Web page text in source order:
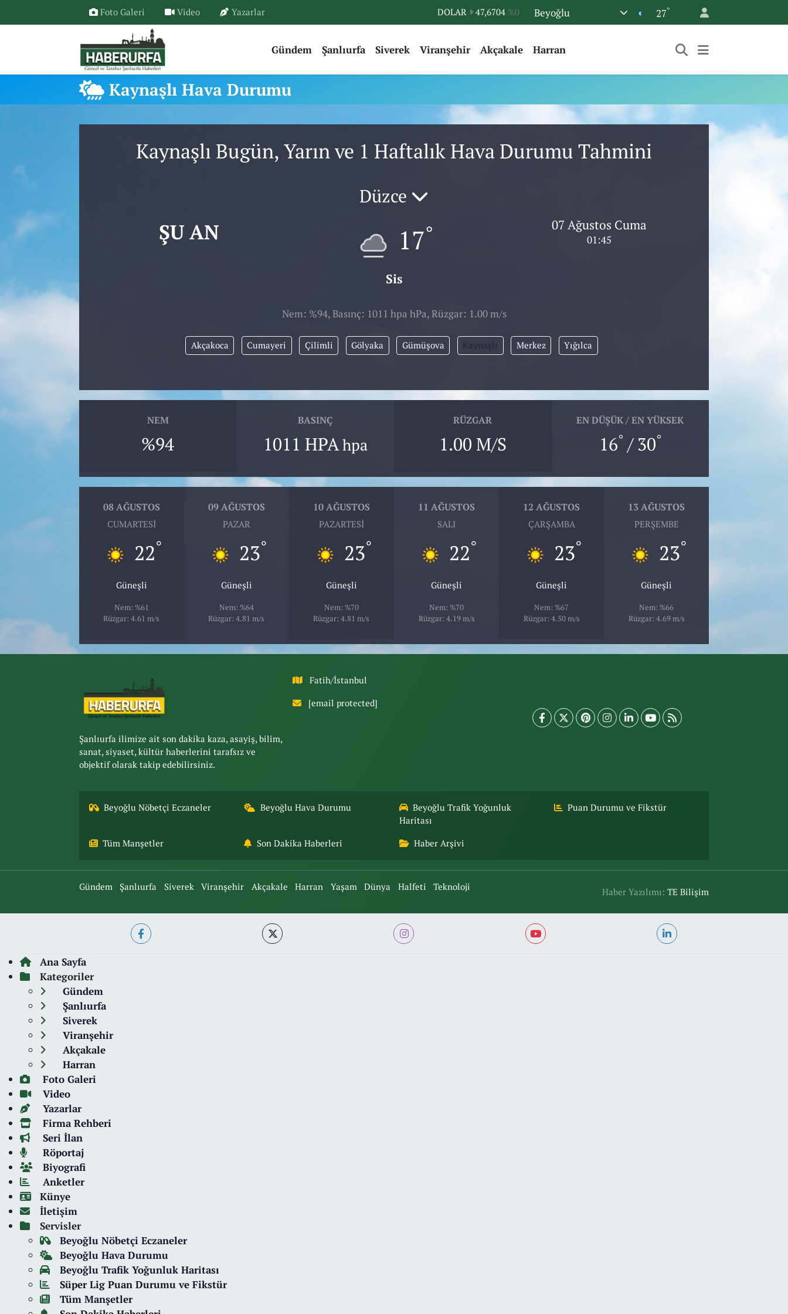
Foto Galeri Video Yazarlar DOLAR 47,6704 %0
STERLİN
64,2143 %0
GRAM ALTIN
6500.87 %0.12
64.643,95
Beyoğlu 27°
Gündem Şanlıurfa Siverek Viranşehir Akçakale Harran
Kaynaşlı Hava Durumu
Kaynaşlı Bugün, Yarın ve 1 Haftalık Hava Durumu Tahmini
ŞU AN
Düzce
17°
Sis
07 Ağustos Cuma
01:45
Nem: %94, Basınç: 1011 hpa hPa, Rüzgar: 1.00 m/s
Akçakoca Cumayeri Çilimli Gölyaka Gümüşova Kaynaşlı Merkez Yığılca
NEM
%94
BASINÇ
1011 HPAhpa
RÜZGAR
1.00 M/S
EN DÜŞÜK / EN YÜKSEK
16° / 30°
08 AĞUSTOS
CUMARTESI
22°
Güneşli
Nem: %61
Rüzgar: 4.61 m/s
09 AĞUSTOS
PAZAR
23°
Güneşli
Nem: %64
Rüzgar: 4.81 m/s
10 AĞUSTOS
PAZARTESI
23°
Güneşli
Nem: %70
Rüzgar: 4.81 m/s
11 AĞUSTOS
SALI
22°
Güneşli
Nem: %70
Rüzgar: 4.19 m/s
12 AĞUSTOS
ÇARŞAMBA
23°
Güneşli
Nem: %67
Rüzgar: 4.50 m/s
13 AĞUSTOS
PERŞEMBE
23°
Güneşli
Nem: %66
Rüzgar: 4.69 m/s
Şanlıurfa ilimize ait son dakika kaza, asayiş, bilim,
sanat, siyaset, kültür haberlerini tarafsız ve
objektif olarak takip edebilirsiniz.
Fatih/İstanbul
[email protected]
Beyoğlu Nöbetçi Eczaneler Beyoğlu Hava Durumu
Beyoğlu Trafik Yoğunluk
Haritası
Puan Durumu ve Fikstür
Tüm Manşetler Son Dakika Haberleri Haber Arşivi
Gündem Şanlıurfa Siverek Viranşehir Akçakale Harran Yaşam Dünya Halfeti Teknoloji Haber Yazılımı:TE Bilişim
Ana Sayfa
Kategoriler
Gündem
Şanlıurfa
Siverek
Viranşehir
Akçakale
Harran
Foto Galeri
Video
Yazarlar
Firma Rehberi
Seri İlan
Röportaj
Biyografi
Anketler
Künye
İletişim
Servisler
Beyoğlu Nöbetçi Eczaneler
Beyoğlu Hava Durumu
Beyoğlu Trafik Yoğunluk Haritası
Süper Lig Puan Durumu ve Fikstür
Tüm Manşetler